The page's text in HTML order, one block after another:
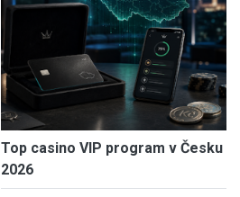
Top casino VIP program v Česku
2026